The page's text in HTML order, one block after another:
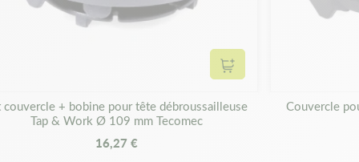
Ajouter au panier
+ bobine pour tête débroussailleuse
Tap & Work Ø 109 mm Tecomec
16,27 €
Couvercle